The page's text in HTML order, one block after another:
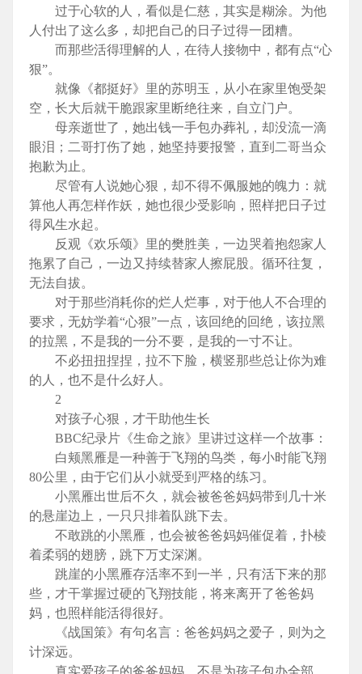
过于心软的人，看似是仁慈，其实是糊涂。为他
人付出了这么多，却把自己的日子过得一团糟。
而那些活得理解的人，在待人接物中，都有点“心
狠”。
就像《都挺好》里的苏明玉，从小在家里饱受架
空，长大后就干脆跟家里断绝往来，自立门户。
母亲逝世了，她出钱一手包办葬礼，却没流一滴
眼泪；二哥打伤了她，她坚持要报警，直到二哥当众
抱歉为止。
尽管有人说她心狠，却不得不佩服她的魄力：就
算他人再怎样作妖，她也很少受影响，照样把日子过
得风生水起。
反观《欢乐颂》里的樊胜美，一边哭着抱怨家人
拖累了自己，一边又持续替家人擦屁股。循环往复，
无法自拔。
对于那些消耗你的烂人烂事，对于他人不合理的
要求，无妨学着“心狠”一点，该回绝的回绝，该拉黑
的拉黑，不是我的一分不要，是我的一寸不让。
不必扭扭捏捏，拉不下脸，横竖那些总让你为难
的人，也不是什么好人。
2
对孩子心狠，才干助他生长
BBC纪录片《生命之旅》里讲过这样一个故事：
白颊黑雁是一种善于飞翔的鸟类，每小时能飞翔
80公里，由于它们从小就受到严格的练习。
小黑雁出世后不久，就会被爸爸妈妈带到几十米
的悬崖边上，一只只排着队跳下去。
不敢跳的小黑雁，也会被爸爸妈妈催促着，扑棱
着柔弱的翅膀，跳下万丈深渊。
跳崖的小黑雁存活率不到一半，只有活下来的那
些，才干掌握过硬的飞翔技能，将来离开了爸爸妈
妈，也照样能活得很好。
《战国策》有句名言：爸爸妈妈之爱子，则为之
计深远。
真实爱孩子的爸爸妈妈，不是为孩子包办全部，